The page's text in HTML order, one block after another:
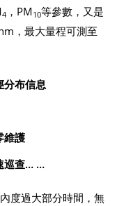
4 ，PM 10等參數，又是
，最大量程可測至
分布信息
維護
巡查… …
度過大部分時間，無